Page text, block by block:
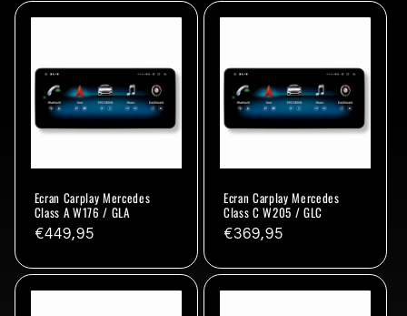
Ecran Carplay Mercedes
Class A W176 / GLA
Prix
€449,95
Ecran Carplay Mercedes
Class C W205 / GLC
Prix
€369,95